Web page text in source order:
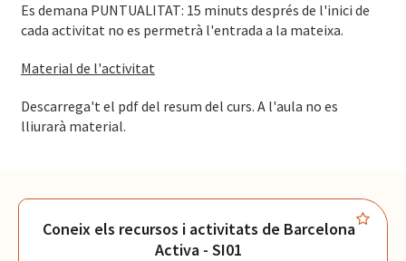
Es demana PUNTUALITAT: 15 minuts després de l'inici de
cada activitat no es permetrà l'entrada a la mateixa.
Material de l'activitat
Descarrega't el pdf del resum del curs. A l'aula no es
lliurarà material.
Coneix els recursos i activitats de Barcelona
Activa - SI01